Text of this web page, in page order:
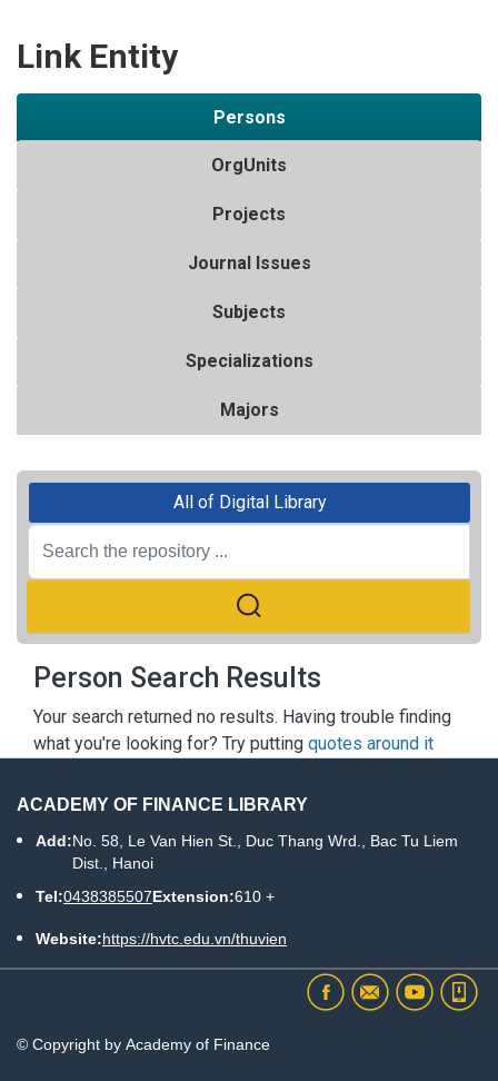
Link Entity
Persons
OrgUnits
Projects
Journal Issues
Subjects
Specializations
Majors
All of Digital Library
Person Search Results
Your search returned no results. Having trouble finding
what you're looking for? Try putting quotes around it
ACADEMY OF FINANCE LIBRARY
Add:No. 58, Le Van Hien St., Duc Thang Wrd., Bac Tu Liem
Dist., Hanoi
Tel:0438385507Extension:610 +
Website:https://hvtc.edu.vn/thuvien
© Copyright by Academy of Finance